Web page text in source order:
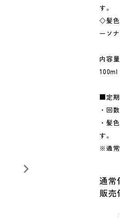
す。
◇髪色
ーソ
内容量
100ml
■定期
・回
・髪
す。
※通常
通常
販売